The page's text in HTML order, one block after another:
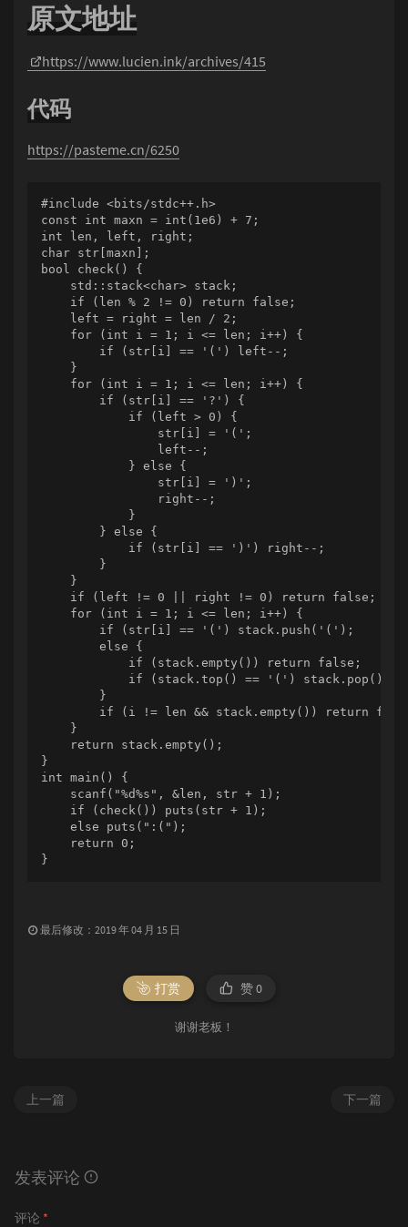
原文地址
https://www.lucien.ink/archives/415
代码
https://pasteme.cn/6250
#include <bits/stdc++.h>
const int maxn = int(1e6) + 7;
int len, left, right;
char str[maxn];
bool check() {
    std::stack<char> stack;
    if (len % 2 != 0) return false;
    left = right = len / 2;
    for (int i = 1; i <= len; i++) {
        if (str[i] == '(') left--;
    }
    for (int i = 1; i <= len; i++) {
        if (str[i] == '?') {
            if (left > 0) {
                str[i] = '(';
                left--;
            } else {
                str[i] = ')';
                right--;
            }
        } else {
            if (str[i] == ')') right--;
        }
    }
    if (left != 0 || right != 0) return false;
    for (int i = 1; i <= len; i++) {
        if (str[i] == '(') stack.push('(');
        else {
            if (stack.empty()) return false;
            if (stack.top() == '(') stack.pop();
        }
if (i != len && stack.empty()) return
    }
    return stack.empty();
}
int main() {
    scanf("%d%s", &len, str + 1);
    if (check()) puts(str + 1);
    else puts(":(");
    return 0;
}
最后修改：2019 年 04 月 15 日
打赏 赞0
谢谢老板！
下一篇
上一篇
发表评论
评论 *